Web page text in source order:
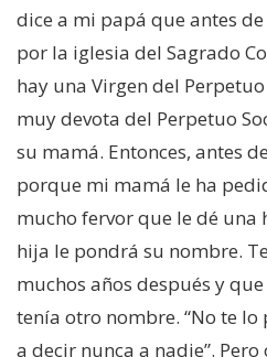
dice a mi papá que antes
por la iglesia del Sagrado
hay una Virgen del
muy devota del Perpetuo
su mamá. Entonces, antes
porque mi mamá le ha
mucho fervor que le dé una
hija le pondrá su nombre.
muchos años después y
tenía otro nombre. “No te
a decir nunca a nadie”.